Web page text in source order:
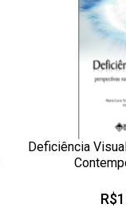
ADICIONAR AOS
Deficiência
R$